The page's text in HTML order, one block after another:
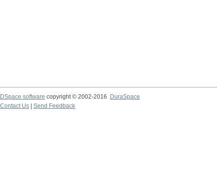
DSpace software copyright © 2002-2016
DuraSpace
Contact Us
Send Feedback